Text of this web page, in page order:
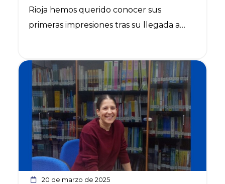
Rioja hemos querido conocer sus
primeras impresiones tras su llegada a
20 de marzo de 2025
Ver noticia